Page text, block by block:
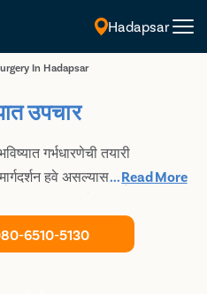
Hadapsar
In Hadapsar
उपचार
गर्भधारणेची तयारी
हवे असल्यास, प्रिस्टिन
...Read More
6510-5130